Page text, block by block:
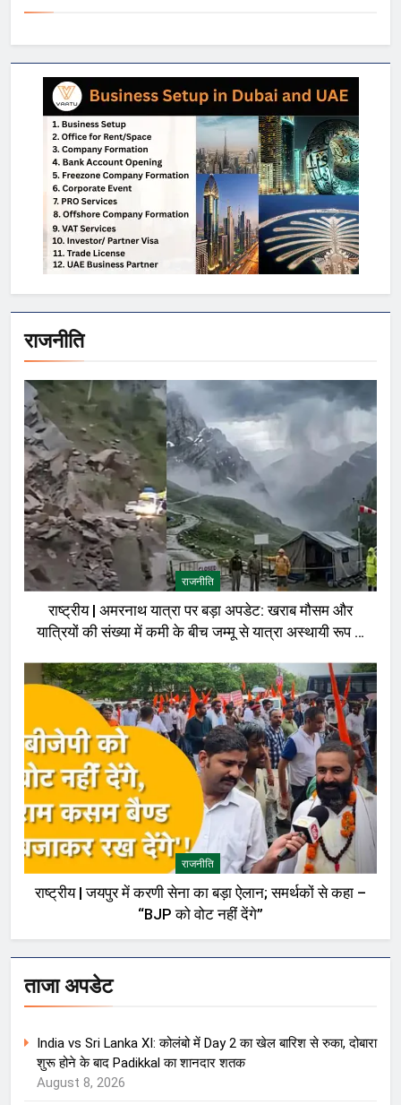
राजनीति
राजनीति
राष्ट्रीय | अमरनाथ यात्रा पर बड़ा अपडेट: खराब मौसम और
यात्रियों की संख्या में कमी के बीच जम्मू से यात्रा अस्थायी रूप से
राजनीति
राष्ट्रीय | जयपुर में करणी सेना का बड़ा ऐलान; समर्थकों से कहा –
“BJP को वोट नहीं देंगे”
ताजा अपडेट
India vs Sri Lanka XI: कोलंबो में Day 2 का खेल बारिश से रुका, दोबारा
शुरू होने के बाद Padikkal का शानदार शतक
August 8, 2026